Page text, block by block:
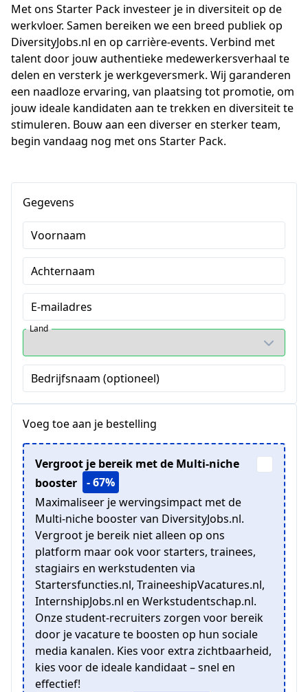
Met ons Starter Pack investeer je in diversiteit op de
werkvloer. Samen bereiken we een breed publiek op
DiversityJobs.nl en op carrière-events. Verbind met
talent door jouw authentieke medewerkersverhaal te
delen en versterk je werkgeversmerk. Wij garanderen
een naadloze ervaring, van plaatsing tot promotie, om
jouw ideale kandidaten aan te trekken en diversiteit te
stimuleren. Bouw aan een diverser en sterker team,
begin vandaag nog met ons Starter Pack.
Gegevens
Voornaam
Achternaam
E-mailadres
Land
Bedrijfsnaam (optioneel)
Voeg toe aan je bestelling
Vergroot je bereik met de Multi-niche
booster
- 67%
Maximaliseer je wervingsimpact met de
Multi-niche booster van DiversityJobs.nl.
Vergroot je bereik niet alleen op ons
platform maar ook voor starters, trainees,
stagiairs en werkstudenten via
Startersfuncties.nl, TraineeshipVacatures.nl,
InternshipJobs.nl en Werkstudentschap.nl.
Onze student-recruiters zorgen voor bereik
door je vacature te boosten op hun sociale
media kanalen. Kies voor extra zichtbaarheid,
kies voor de ideale kandidaat – snel en
effectief!